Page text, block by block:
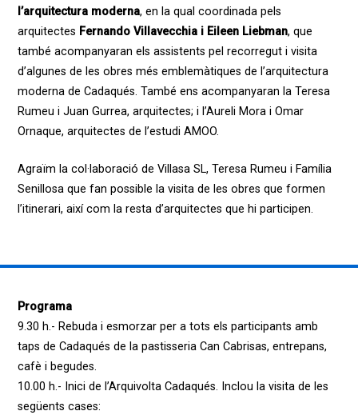
l’arquitectura moderna, en la qual coordinada pels
arquitectes Fernando Villavecchia i Eileen Liebman, que
també acompanyaran els assistents pel recorregut i visita
d’algunes de les obres més emblemàtiques de l’arquitectura
moderna de Cadaqués. També ens acompanyaran la Teresa
Rumeu i Juan Gurrea, arquitectes; i l’Aureli Mora i Omar
Ornaque, arquitectes de l’estudi AMOO.
Agraïm la col·laboració de Villasa SL, Teresa Rumeu i Família
Senillosa que fan possible la visita de les obres que formen
l’itinerari, així com la resta d’arquitectes que hi participen.
Programa
9.30 h.- Rebuda i esmorzar per a tots els participants amb
taps de Cadaqués de la pastisseria Can Cabrisas, entrepans,
cafè i begudes.
10.00 h.- Inici de l’Arquivolta Cadaqués. Inclou la visita de les
següents cases: